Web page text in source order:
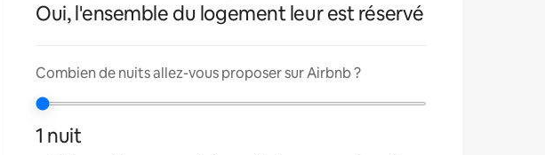
Oui, l'ensemble du logement leur est réservé
Combien de nuits allez-vous proposer sur Airbnb ?
1 nuit